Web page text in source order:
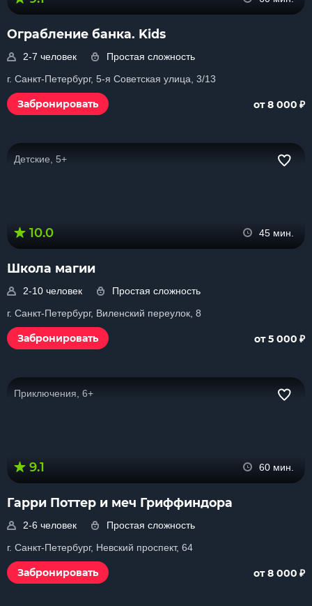
Ограбление банка. Kids
2-7 человек
Простая сложность
г. Санкт-Петербург, 5-я Советская улица, 3/13
Забронировать от 8 000 ₽
Детские, 5+
10.0 45 мин.
Школа магии
2-10 человек
Простая сложность
г. Санкт-Петербург, Виленский переулок, 8
Забронировать от 5 000 ₽
Приключения, 6+
9.1 60 мин.
Гарри Поттер и меч Гриффиндора
2-6 человек
Простая сложность
г. Санкт-Петербург, Невский проспект, 64
Забронировать от 8 000 ₽